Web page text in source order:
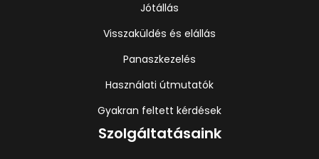
Jótállás
Visszaküldés és elállás
Panaszkezelés
Használati útmutatók
Gyakran feltett kérdések
Szolgáltatásaink